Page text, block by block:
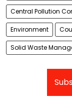
Central Pollution
Environment
Solid Waste